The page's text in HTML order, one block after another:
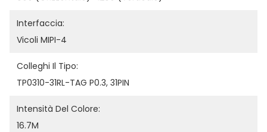
Interfaccia:
Vicoli MIPI-4
Colleghi Il Tipo:
TP0310-31RL-TAG P0.3, 31PIN
Intensità Del Colore:
16.7M